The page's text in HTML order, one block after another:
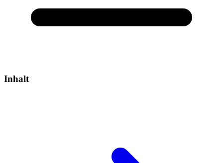
Inhalt